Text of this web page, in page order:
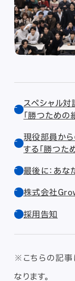
スペシャル対
「勝つための
現役部員から
する「勝つた
最後に：あな
株式会社
採用告知
※こちらの記
なります。